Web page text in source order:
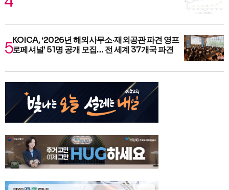
KOICA, ‘2026년 해외사무소·재외공관 파견 영프
로페셔널’ 51명 공개 모집… 전 세계 37개국 파견